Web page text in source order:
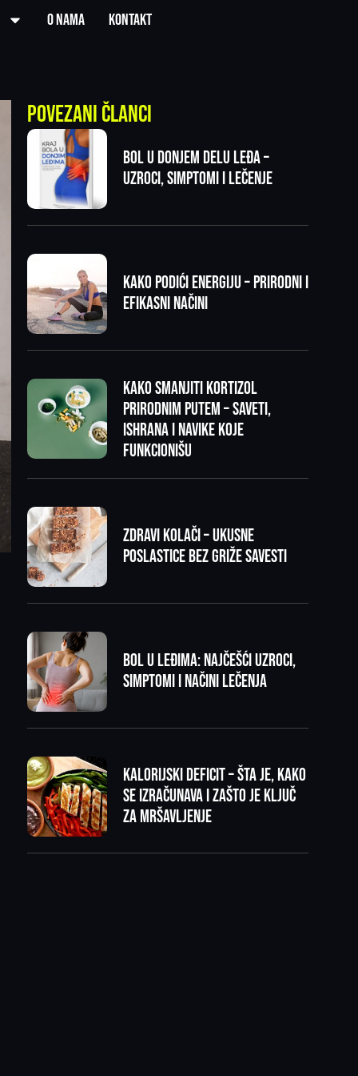
O nama Kontakt
Povezani članci
Bol u donjem delu leđa –
uzroci, simptomi i lečenje
Kako podići energiju – prirodni i
efikasni načini
Kako smanjiti kortizol
prirodnim putem – saveti,
ishrana i navike koje
funkcionišu
Zdravi kolači – ukusne
poslastice bez griže savesti
Bol u leđima: najčešći uzroci,
simptomi i načini lečenja
Kalorijski deficit – šta je, kako
se izračunava i zašto je ključ
za mršavljenje